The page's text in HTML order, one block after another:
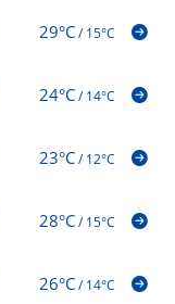
29°C/15°C
24°C/14°C
23°C/12°C
28°C/15°C
26°C/14°C